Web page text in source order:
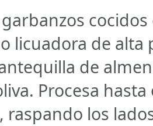
licuadora de alta
de
Procesa
raspando los